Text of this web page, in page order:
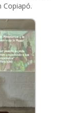
Copiapó.